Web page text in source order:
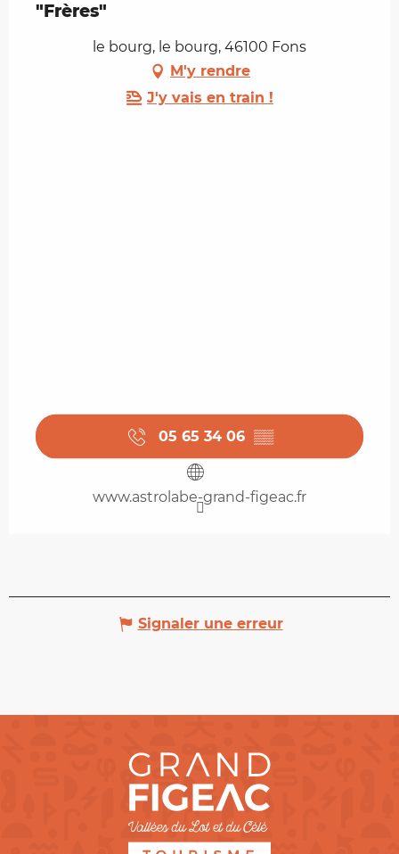
"Frères"
le bourg, le bourg, 46100 Fons
M'y rendre
J'y vais en train !
05 65 34 06 ▒▒
www.astrolabe-grand-figeac.fr
Signaler une erreur